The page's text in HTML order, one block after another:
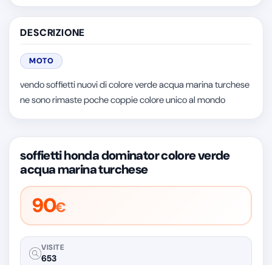
DESCRIZIONE
MOTO
vendo soffietti nuovi di colore verde acqua marina turchese
ne sono rimaste poche coppie colore unico al mondo
soffietti honda dominator colore verde
acqua marina turchese
90€
VISITE
653